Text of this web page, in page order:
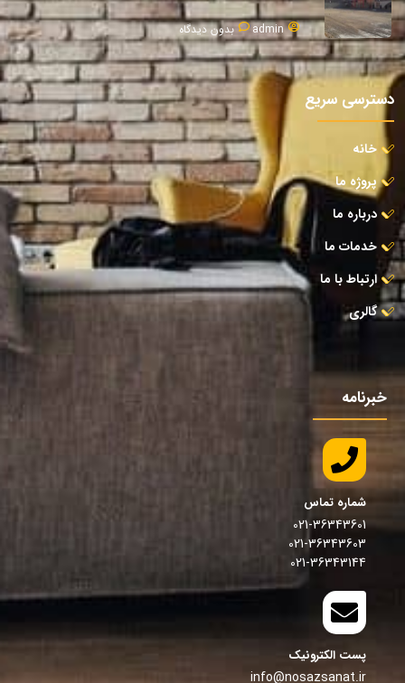
admin بدون دیدگاه
دسترسی سریع
خانه
پروژه ما
درباره ما
خدمات ما
ارتباط با ما
گالری
خبرنامه
شماره تماس
021-36343601
021-36343603
021-36343144
پست الکترونیک
info@nosazsanat.ir